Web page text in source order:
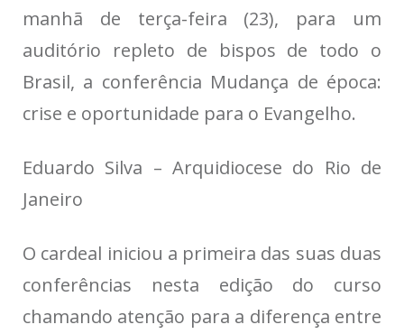
manhã de terça-feira (23), para um
auditório repleto de bispos de todo o
Brasil, a conferência Mudança de época:
crise e oportunidade para o Evangelho.
Eduardo Silva – Arquidiocese do Rio de
Janeiro
O cardeal iniciou a primeira das suas duas
conferências nesta edição do curso
chamando atenção para a diferença entre